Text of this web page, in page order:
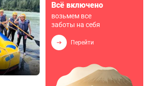
Всё включено
возьмем все
заботы на себя
Перейти